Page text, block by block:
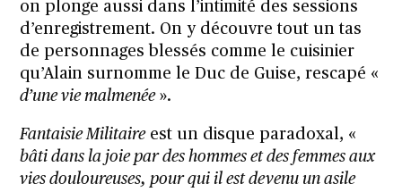
on plonge aussi dans l’intimité des sessions
d’enregistrement. On y découvre tout un tas
de personnages blessés comme le cuisinier
qu’Alain surnomme le Duc de Guise, rescapé «
d’une vie malmenée».
Fantaisie Militaireest un disque paradoxal, «
bâti dans la joie par des hommes et des femmes aux
vies douloureuses, pour qui il est devenu un asile